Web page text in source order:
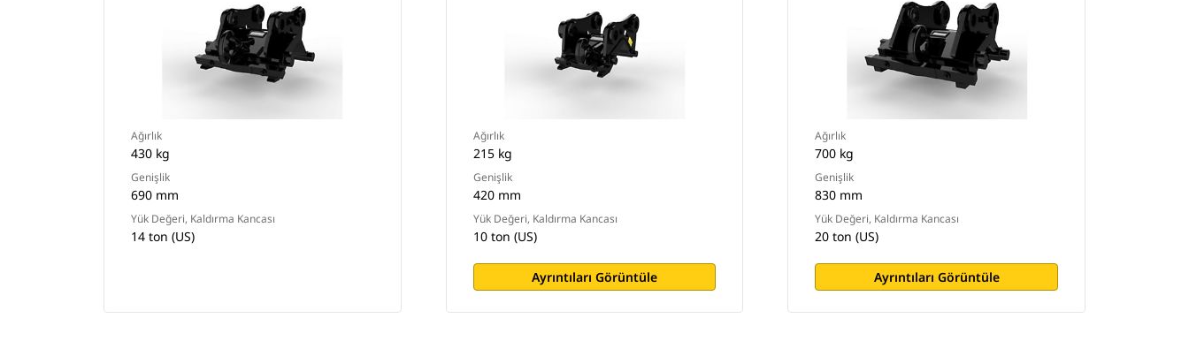
Ağırlık
430 kg
Genişlik
690 mm
Yük Değeri, Kaldırma Kancası
14 ton (US)
Ağırlık
215 kg
Genişlik
420 mm
Yük Değeri, Kaldırma Kancası
10 ton (US)
Ayrıntıları Görüntüle
Ağırlık
700 kg
Genişlik
830 mm
Yük Değeri, Kaldırma Kancası
20 ton (US)
Ayrıntıları Görüntüle